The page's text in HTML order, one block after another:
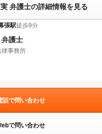
弁護士の詳細情報を見る
張駅徒歩9分
弁護士
事務所
話で問い合わせ
で問い合わせ